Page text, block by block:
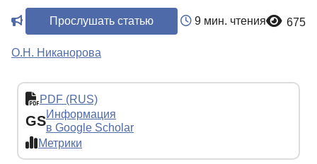
Прослушать статью 9 мин. чтения 675
О.Н. Никанорова
PDF (RUS)
GSИнформация
в Google Scholar
Метрики